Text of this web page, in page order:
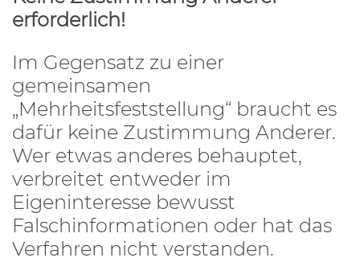
erforderlich!
Im Gegensatz zu einer
gemeinsamen
„Mehrheitsfeststellung“ braucht es
dafür keine Zustimmung Anderer.
Wer etwas anderes behauptet,
verbreitet entweder im
Eigeninteresse bewusst
Falschinformationen oder hat das
Verfahren nicht verstanden.